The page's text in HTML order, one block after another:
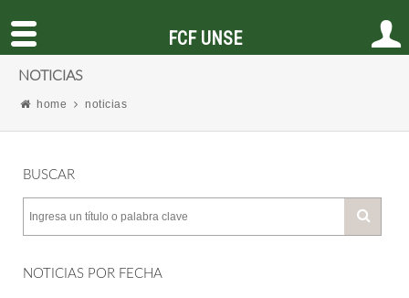
NOTICIAS
home noticias
BUSCAR
NOTICIAS POR FECHA
FCF UNSE